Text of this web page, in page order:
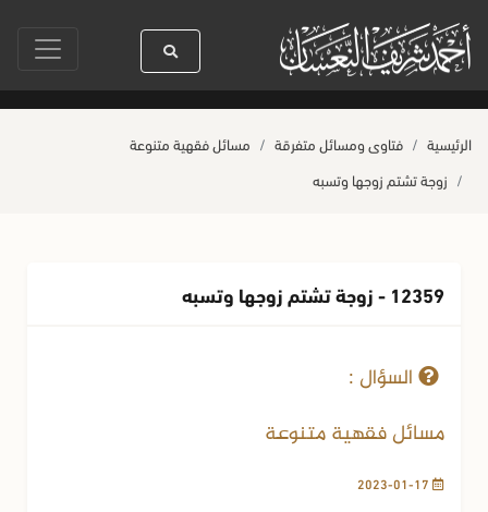
رسول الله ﷺ كله رحمة صلاة آخر أربعاء من صفر حياة القلوب
الرئيسية فتاوى ومسائل متفرقة
مسائل فقهية متنوعة
زوجة تشتم زوجها وتسبه
12359 - زوجة تشتم زوجها وتسبه
السؤال :
مسائل فقهية متنوعة